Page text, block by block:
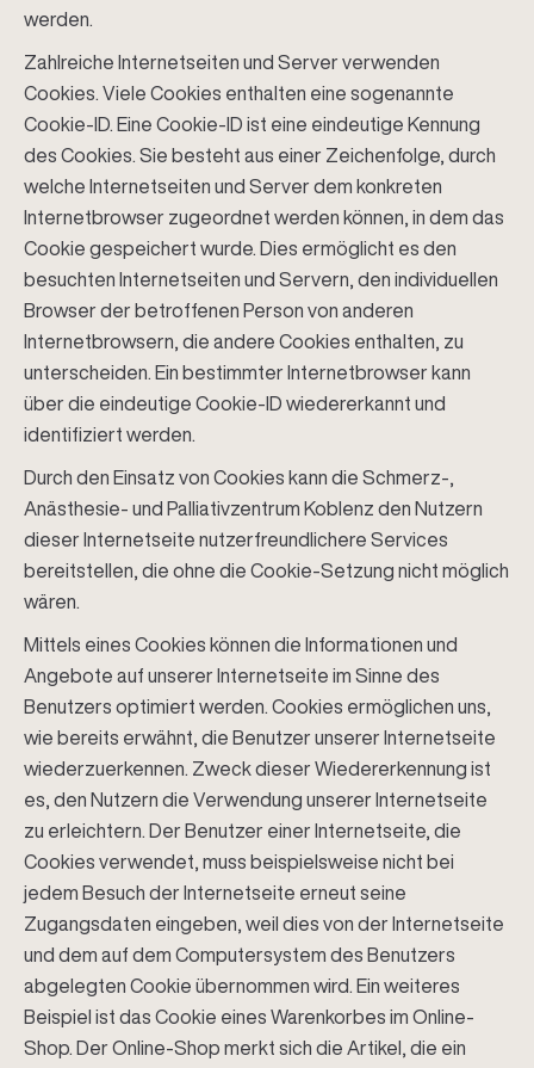
werden.
Zahlreiche Internetseiten und Server verwenden
Cookies. Viele Cookies enthalten eine sogenannte
Cookie-ID. Eine Cookie-ID ist eine eindeutige Kennung
des Cookies. Sie besteht aus einer Zeichenfolge, durch
welche Internetseiten und Server dem konkreten
Internetbrowser zugeordnet werden können, in dem das
Cookie gespeichert wurde. Dies ermöglicht es den
besuchten Internetseiten und Servern, den individuellen
Browser der betroffenen Person von anderen
Internetbrowsern, die andere Cookies enthalten, zu
unterscheiden. Ein bestimmter Internetbrowser kann
über die eindeutige Cookie-ID wiedererkannt und
identifiziert werden.
Durch den Einsatz von Cookies kann die Schmerz-,
Anästhesie- und Palliativzentrum Koblenz den Nutzern
dieser Internetseite nutzerfreundlichere Services
bereitstellen, die ohne die Cookie-Setzung nicht möglich
wären.
Mittels eines Cookies können die Informationen und
Angebote auf unserer Internetseite im Sinne des
Benutzers optimiert werden. Cookies ermöglichen uns,
wie bereits erwähnt, die Benutzer unserer Internetseite
wiederzuerkennen. Zweck dieser Wiedererkennung ist
es, den Nutzern die Verwendung unserer Internetseite
zu erleichtern. Der Benutzer einer Internetseite, die
Cookies verwendet, muss beispielsweise nicht bei
jedem Besuch der Internetseite erneut seine
Zugangsdaten eingeben, weil dies von der Internetseite
und dem auf dem Computersystem des Benutzers
abgelegten Cookie übernommen wird. Ein weiteres
Beispiel ist das Cookie eines Warenkorbes im Online-
Shop. Der Online-Shop merkt sich die Artikel, die ein